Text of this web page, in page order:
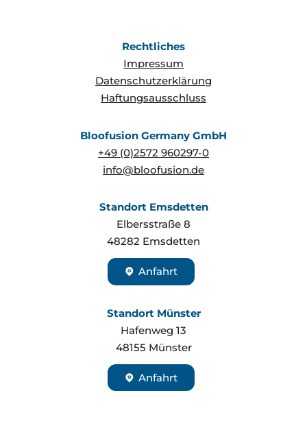
Rechtliches
Impressum
Datenschutzerklärung
Haftungsausschluss
Bloofusion Germany GmbH
+49 (0)2572 960297-0
info@bloofusion.de
Standort Emsdetten
Elbersstraße 8
48282 Emsdetten
Anfahrt
Standort Münster
Hafenweg 13
48155 Münster
Anfahrt